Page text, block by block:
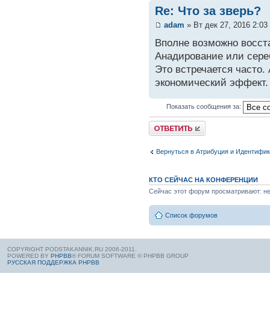
Re: Что за зверь?
adam » Вт дек 27, 2016 2:03
Вполне возможно
Анадирование или
Это встречается
экономический эффект.
Показать сообщения за:
Вернуться в Атрибуция и
КТО СЕЙЧАС НА КОНФЕРЕНЦИИ
Сейчас этот форум просматривают:
Список форумов
COPYRIGHT PODSTAKANNIK.RU 2006-2011.
POWERED BY PHPBB® FORUM SOFTWARE © PHPBB GROUP
РУССКАЯ ПОДДЕРЖКА PHPBB